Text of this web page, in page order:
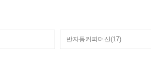
반자동커피머신(17)